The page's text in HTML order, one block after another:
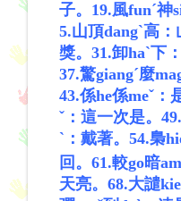
子。 19.風funˊ神
5.山頂dangˋ高：
獎。 31.卸haˋ下
37.驚giangˊ麼
43.係he係meˇ：
ˇ：這一次是。
ˋ：戴著。 54.梟
回。 61.較go暗
天亮。 68.大譴